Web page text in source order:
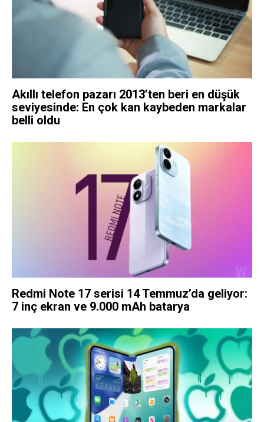
Akıllı telefon pazarı 2013’ten beri en düşük
seviyesinde: En çok kan kaybeden markalar
belli oldu
Redmi Note 17 serisi 14 Temmuz’da geliyor:
7 inç ekran ve 9.000 mAh batarya